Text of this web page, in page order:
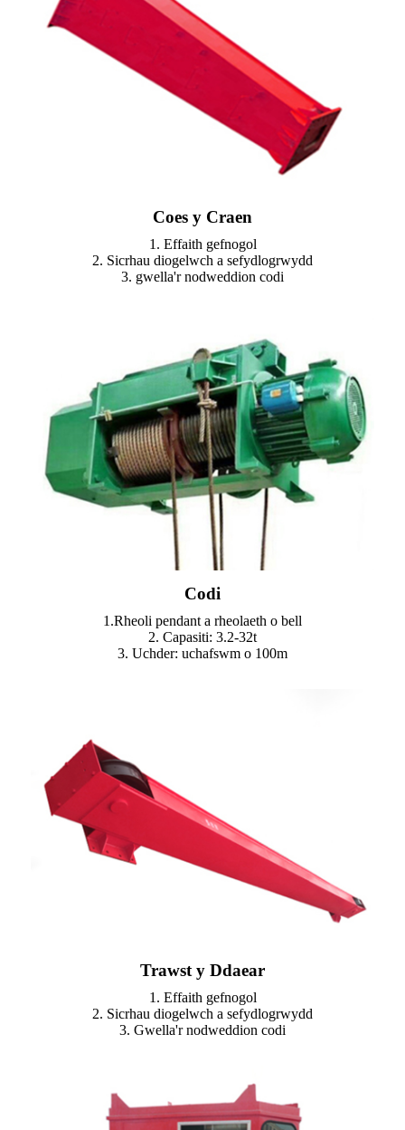
Coes y Craen
1. Effaith gefnogol
2. Sicrhau diogelwch a sefydlogrwydd
3. gwella'r nodweddion codi
Codi
1.Rheoli pendant a rheolaeth o bell
2. Capasiti: 3.2-32t
3. Uchder: uchafswm o 100m
Trawst y Ddaear
1. Effaith gefnogol
2. Sicrhau diogelwch a sefydlogrwydd
3. Gwella'r nodweddion codi